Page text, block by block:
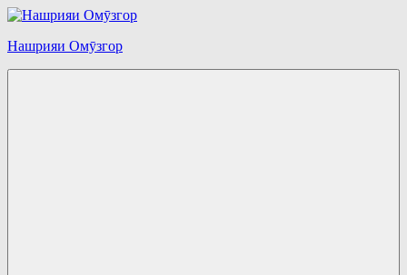
Перейти
содержимому
Нашрияи Омӯзгор